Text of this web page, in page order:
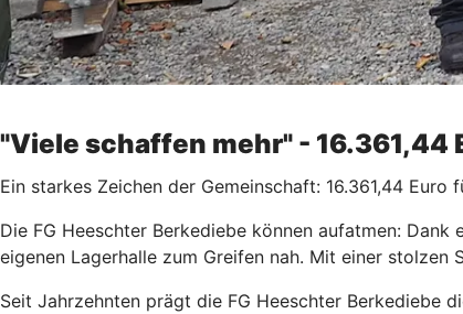
"Viele schaffen mehr" - 16.361,44
Ein starkes Zeichen der Gemeinschaft: 16.361,44 Euro
Die FG Heeschter Berkediebe können aufatmen:
eigenen Lagerhalle zum Greifen nah. Mit einer
Seit Jahrzehnten prägt die FG Heeschter Berkediebe